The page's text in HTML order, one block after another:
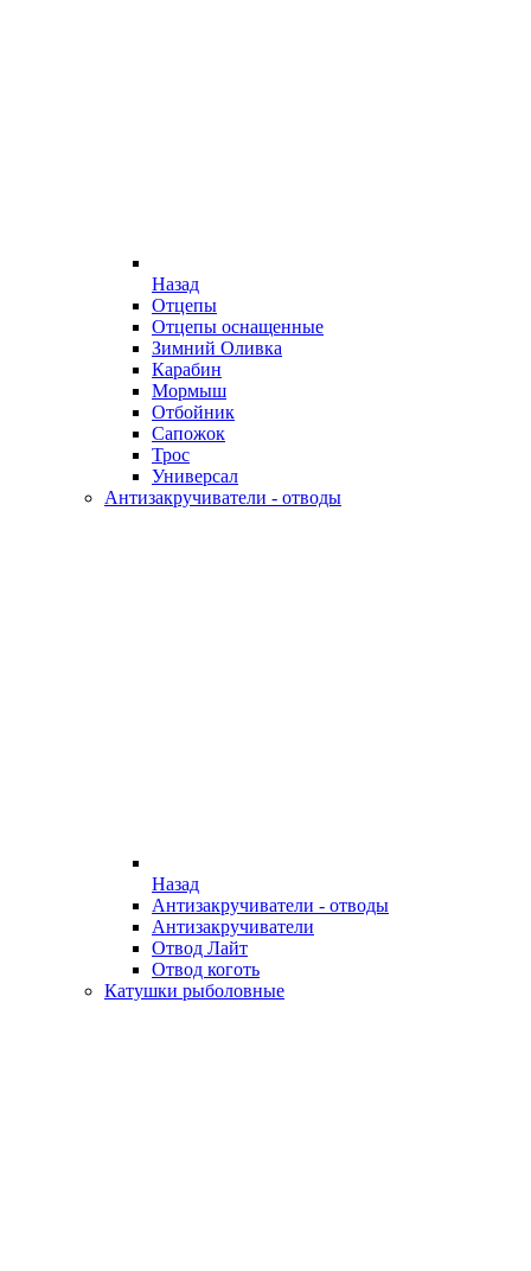
Назад
Отцепы
Отцепы оснащенные
Зимний Оливка
Карабин
Мормыш
Отбойник
Сапожок
Трос
Универсал
Антизакручиватели - отводы
Назад
Антизакручиватели - отводы
Антизакручиватели
Отвод Лайт
Отвод коготь
Катушки рыболовные